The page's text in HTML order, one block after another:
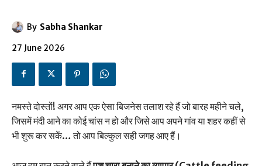
By Sabha Shankar
27 June 2026
नमस्ते दोस्तों! अगर आप एक ऐसा बिजनेस तलाश रहे हैं जो बारह महीने चले,
जिसमें मंदी आने का कोई चांस न हो और जिसे आप अपने गांव या शहर कहीं से
भी शुरू कर सकें… तो आप बिल्कुल सही जगह आए हैं।